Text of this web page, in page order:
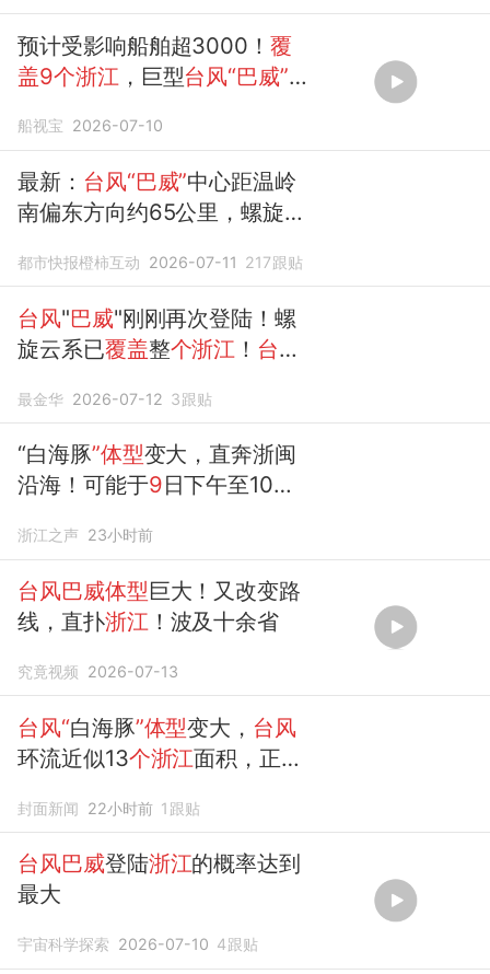
预计受影响船舶超3000！ 覆
盖9个浙江 ，巨型台风“巴威”持
船视宝 2026-07-10
最新： 台风“巴威”中心距温岭
南偏东方向约65公里，螺旋云
都市快报橙柿互动 2026-07-11 217跟贴
台风"巴威"刚刚再次登陆！螺
旋云系已覆盖整个浙江 ！ 台风
最金华 2026-07-12 3跟贴
“白海豚”体型变大，直奔浙闽
沿海！可能于9日下午至10日
区登陆，浙江省防指提升防
风 应急响应至Ⅲ级
浙江之声 23小时前
台风巴威体型巨大！又改变路
线，直扑浙江！波及十余省
究竟视频 2026-07-13
台风“白海豚”体型变大， 台风
环流近似13个浙江面积，正逐
海
封面新闻 22小时前 1 跟贴
台风巴威登陆浙江的概率达到
最大
宇宙科学探索 2026-07-10 4跟贴